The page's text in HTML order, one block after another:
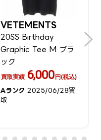
VETEMENTS
20SS Birthday
Graphic Tee M ブラ
ック
買取実績 6,000 円(税込)
Aランク 2025/06/28買
取